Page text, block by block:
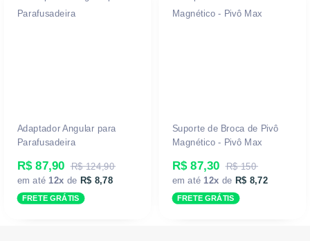
Adaptador Angular para
Parafusadeira
R$ 87,90 R$ 124,90
em até 12x de R$ 8,78
FRETE GRÁTIS
Suporte de Broca de Pivô
Magnético - Pivô Max
R$ 87,30 R$ 150
em até 12x de R$ 8,72
FRETE GRÁTIS